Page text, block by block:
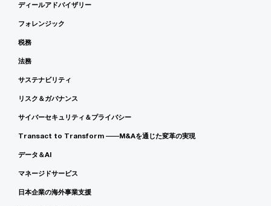
ディールアドバイザリー
フォレンジック
税務
法務
サステナビリティ
リスク＆ガバナンス
サイバーセキュリティ＆プライバシー
Transact to Transform ――M&Aを通じた変革の実現
データ＆AI
マネージドサービス
日本企業の海外事業支援